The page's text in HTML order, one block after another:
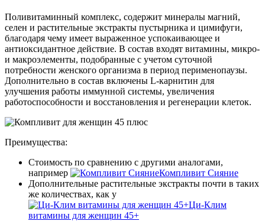
Поливитаминный комплекс, содержит минералы магний,
селен и растительные экстракты пустырника и цимифуги,
благодаря чему имеет выраженное успокаивающее и
антиоксидантное действие. В состав входят витамины, микро-
и макроэлементы, подобранные с учетом суточной
потребности женского организма в период перименопаузы.
Дополнительно в состав включены L-карнитин для
улучшения работы иммунной системы, увеличения
работоспособности и восстановления и регенерации клеток.
Преимущества:
Стоимость по сравнению с другими аналогами,
например
Компливит Сияние
Дополнительные растительные экстракты почти в таких
же количествах, как у
Ци-Клим
витамины для женщин 45+